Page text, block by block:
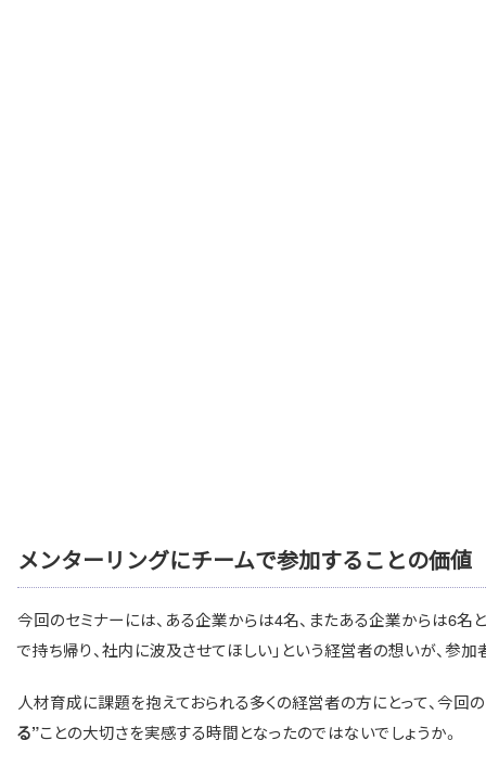
メンターリングにチームで参加することの価値
今回のセミナーには、ある企業からは4名、またある企業からは6名
で持ち帰り、社内に波及させてほしい」という経営者の想いが、参
人材育成に課題を抱えておられる多くの経営者の方にとって、今回
る”ことの大切さを実感する時間となったのではないでしょうか。